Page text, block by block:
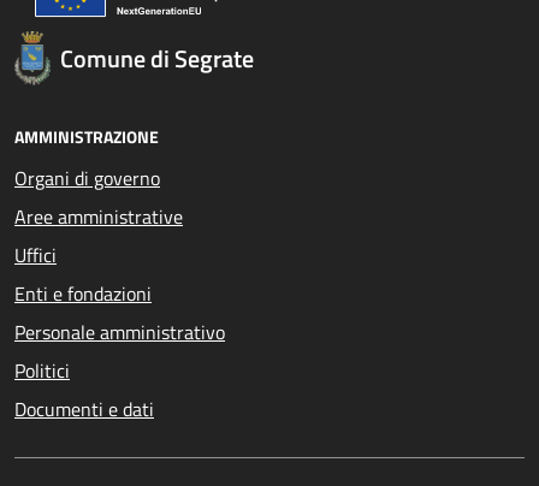
Comune di Segrate
AMMINISTRAZIONE
Organi di governo
Aree amministrative
Uffici
Enti e fondazioni
Personale amministrativo
Politici
Documenti e dati